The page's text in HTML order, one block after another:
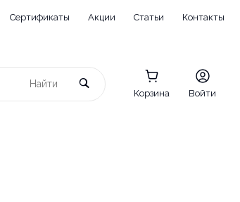
Сертификаты Акции Статьи Контакты
Корзина Войти